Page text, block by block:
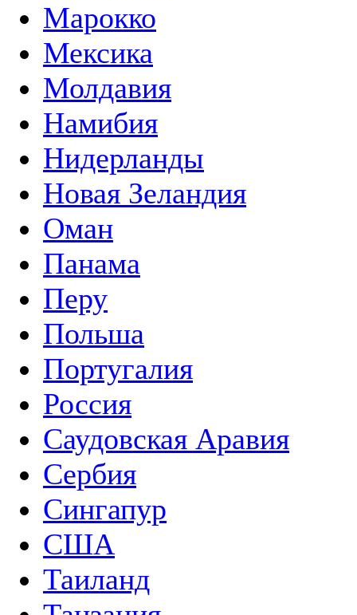
Марокко
Мексика
Молдавия
Намибия
Нидерланды
Новая Зеландия
Оман
Панама
Перу
Польша
Португалия
Россия
Саудовская Аравия
Сербия
Сингапур
США
Таиланд